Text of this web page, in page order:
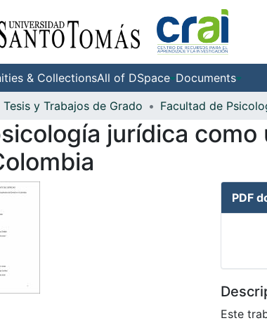
& CollectionsAll of DSpace Documents
Tesis y Trabajos de Grado Facultad de
jurídica
PDF
Este